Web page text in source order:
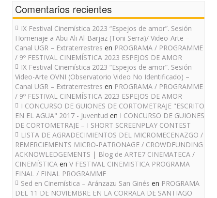
Comentarios recientes
IX Festival Cinemística 2023 “Espejos de amor”. Sesión
Homenaje a Abu Ali Al-Barjaz (Toni Serra)/ Video-Arte –
Canal UGR – Extraterrestres en PROGRAMA / PROGRAMME
/ 9º FESTIVAL CINEMÍSTICA 2023 ESPEJOS DE AMOR
IX Festival Cinemística 2023 “Espejos de amor”. Sesión
Video-Arte OVNI (Observatorio Video No Identificado) –
Canal UGR – Extraterrestres en PROGRAMA / PROGRAMME
/ 9º FESTIVAL CINEMÍSTICA 2023 ESPEJOS DE AMOR
I CONCURSO DE GUIONES DE CORTOMETRAJE "ESCRITO
EN EL AGUA" 2017 - Juventud en I CONCURSO DE GUIONES
DE CORTOMETRAJE – I SHORT SCREENPLAY CONTEST
LISTA DE AGRADECIMIENTOS DEL MICROMECENAZGO /
REMERCIEMENTS MICRO-PATRONAGE / CROWDFUNDING
ACKNOWLEDGEMENTS | Blog de ARTE7 CINEMATECA /
CINEMÍSTICA en V FESTIVAL CINEMISTICA PROGRAMA
FINAL / FINAL PROGRAMME
Sed en Cinemística – Aránzazu San Ginés en PROGRAMA
DEL 11 DE NOVIEMBRE EN LA CORRALA DE SANTIAGO